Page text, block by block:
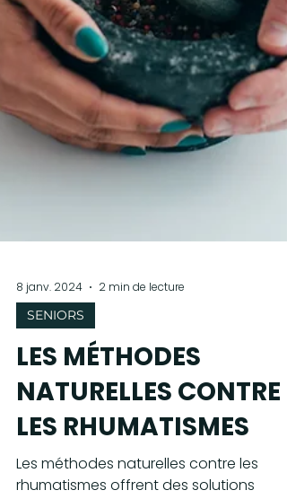
8 janv. 2024 2 min de lecture
SENIORS